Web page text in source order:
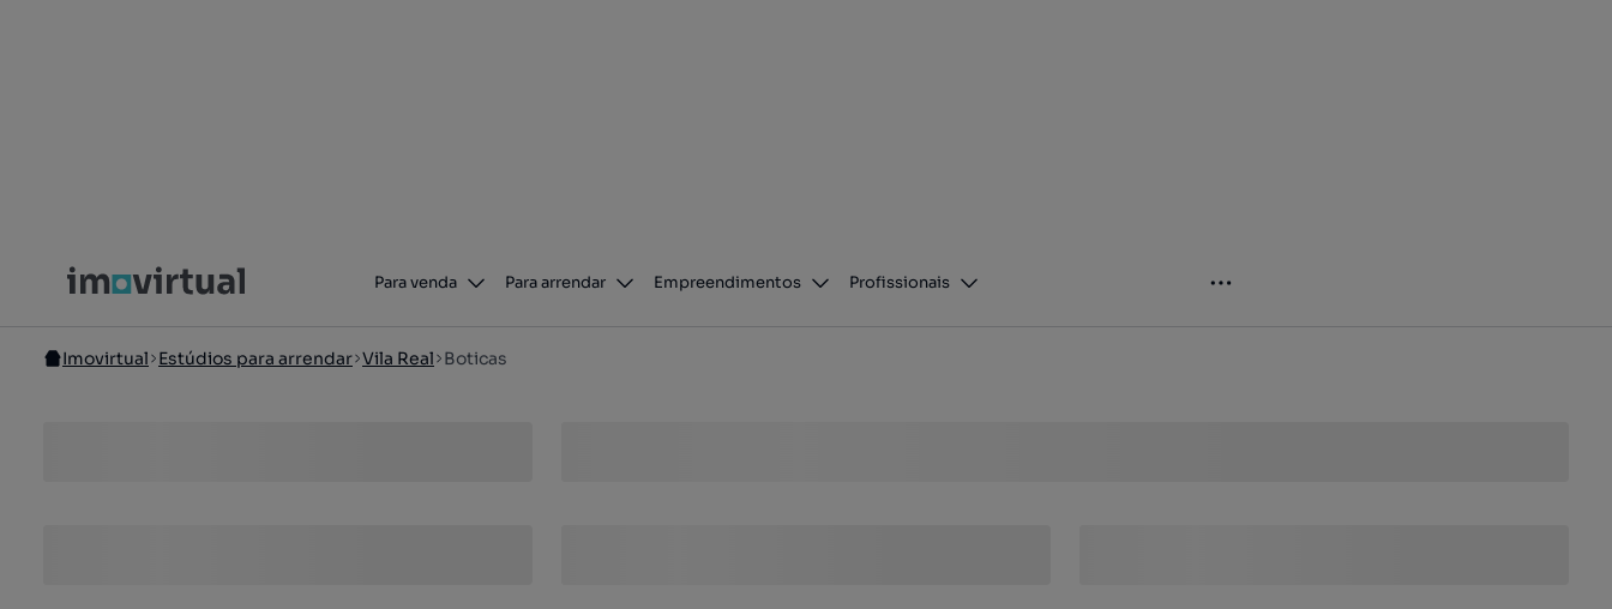
Para venda Para arrendar Empreendimentos Profissionais
Imovirtual Estúdios para arrendar Vila Real Boticas